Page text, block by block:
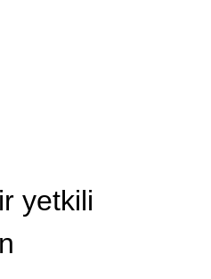
yetkili